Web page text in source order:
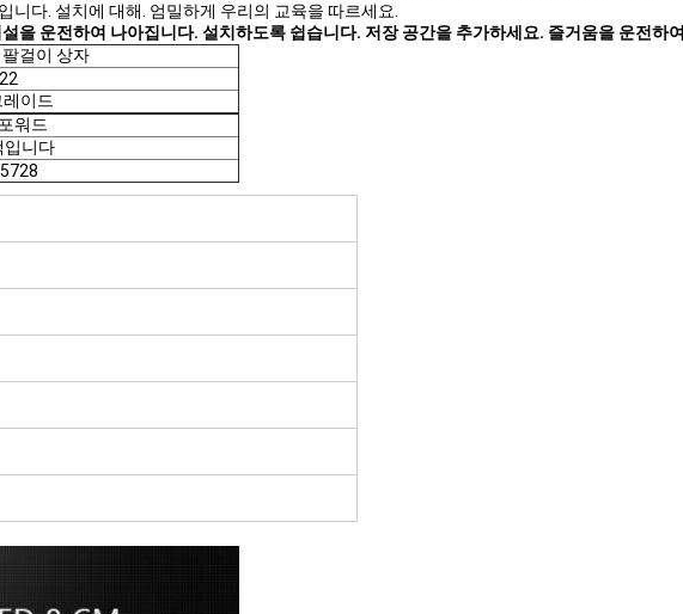
다. 설치에 대해. 엄밀하게 우리의 교육을 따르세요.
을 운전하여 나아집니다. 설치하도록 쉽습니다. 저장 공간을 추가하세요. 즐거움을 운전하
걸이 상자
이드
워드
입니다